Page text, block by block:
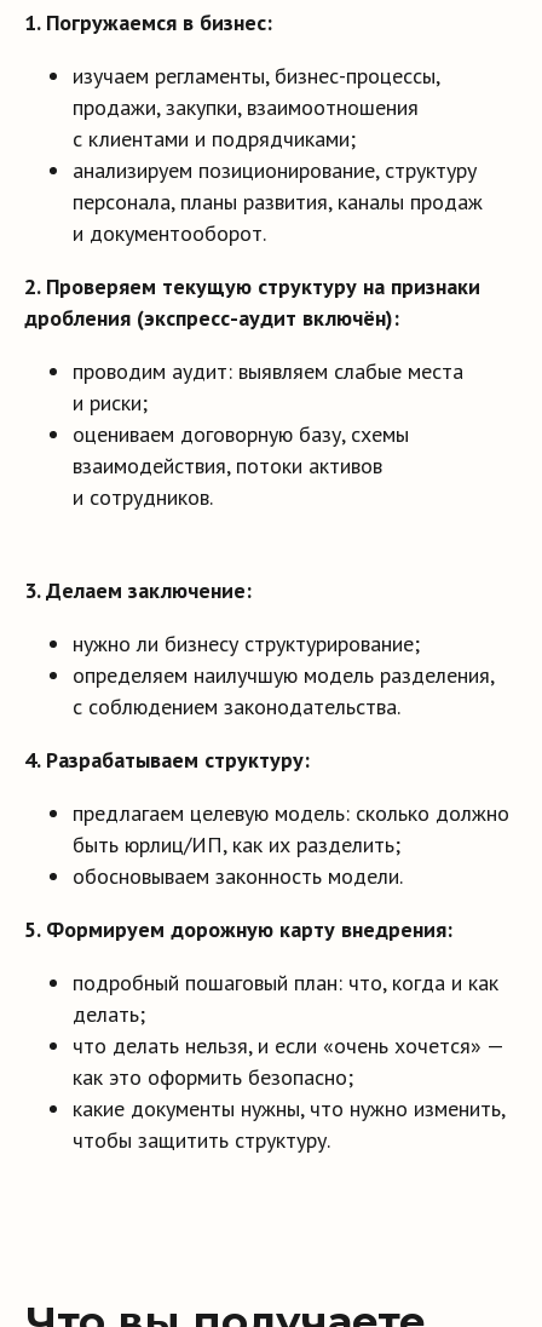
1. Погружаемся в бизнес:
изучаем регламенты, бизнес-процессы,
продажи, закупки, взаимоотношения
с клиентами и подрядчиками;
анализируем позиционирование, структуру
персонала, планы развития, каналы продаж
и документооборот.
2. Проверяем текущую структуру на признаки
дробления (экспресс-аудит включён):
проводим аудит: выявляем слабые места
и риски;
оцениваем договорную базу, схемы
взаимодействия, потоки активов
и сотрудников.
3. Делаем заключение:
нужно ли бизнесу структурирование;
определяем наилучшую модель разделения,
с соблюдением законодательства.
4. Разрабатываем структуру:
предлагаем целевую модель: сколько должно
быть юрлиц/ИП, как их разделить;
обосновываем законность модели.
5. Формируем дорожную карту внедрения:
подробный пошаговый план: что, когда и как
делать;
что делать нельзя, и если «очень хочется» —
как это оформить безопасно;
какие документы нужны, что нужно изменить,
чтобы защитить структуру.
Этапы
предоставления
услуг
4 этапа получения услуг
Обращение клиента